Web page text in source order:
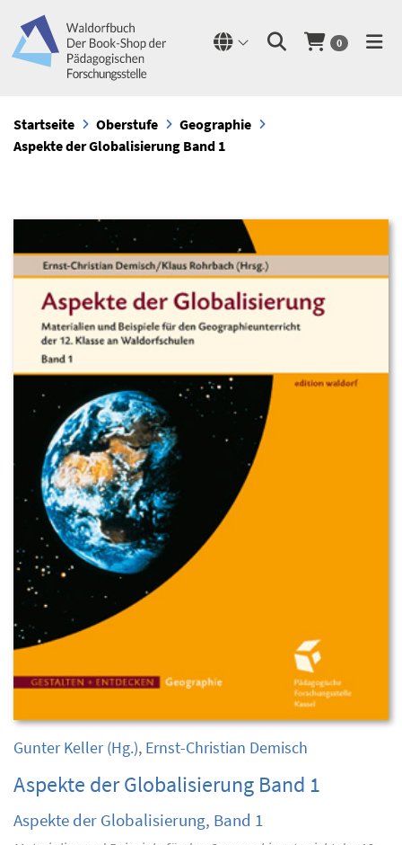
0
Startseite Oberstufe
Geographie
Aspekte der Globalisierung Band 1
Gunter Keller(Hg.), Ernst-Christian Demisch
Aspekte der Globalisierung Band 1
Aspekte der Globalisierung, Band 1